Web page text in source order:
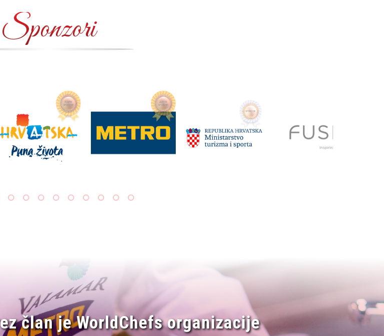
Sponzori
član je WorldChefs organizacije